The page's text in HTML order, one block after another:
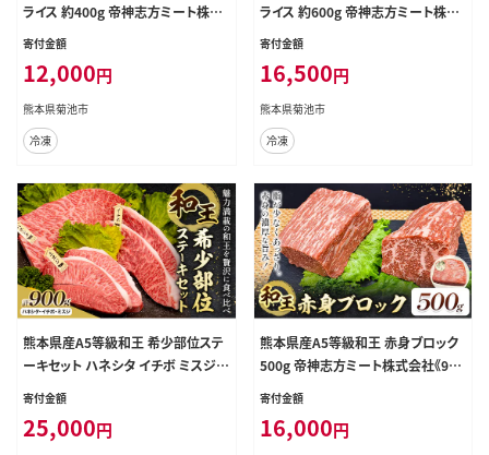
ライス 約400g 帝神志方ミート株式
会社《90日以内に出荷予定(土日祝
和牛 くまもと黒毛和牛 熊本県産 A5
和王 肩ローススライス カタロース
肩ロース スライス---0149-3013---
寄付金額
12,000円
熊本県菊池市
冷凍
ライス 約600g 帝神志方ミート株式
会社《90日以内に出荷予定(土日祝
和牛 くまもと黒毛和牛 熊本県産 A5
和王 肩ローススライス カタロース
肩ロース スライス---0149-3014---
寄付金額
16,500円
熊本県菊池市
冷凍
熊本県産A5等級和王 希少部位ステ
ーキセット ハネシタ イチボ ミスジ
計900g (各種150g×2枚) 帝神志方
ミート株式会社《90日以内に出荷予
定(土日祝除く)》熊本県 菊池市 牛肉
寄付金額
25,000円
熊本県産A5等級和王 赤身ブロック
500g 帝神志方ミート株式会社《90
日以内に出荷予定(土日祝除く)》熊
本県 菊池市 牛肉 肉 お肉 和牛 くま
もと黒毛和牛 熊本県産 A5 和王 赤
寄付金額
16,000円